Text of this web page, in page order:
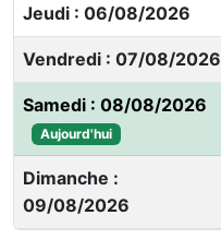
Jeudi : 06/08/2026
Vendredi : 07/08/2026
Samedi : 08/08/2026
Aujourd'hui
Dimanche :
09/08/2026